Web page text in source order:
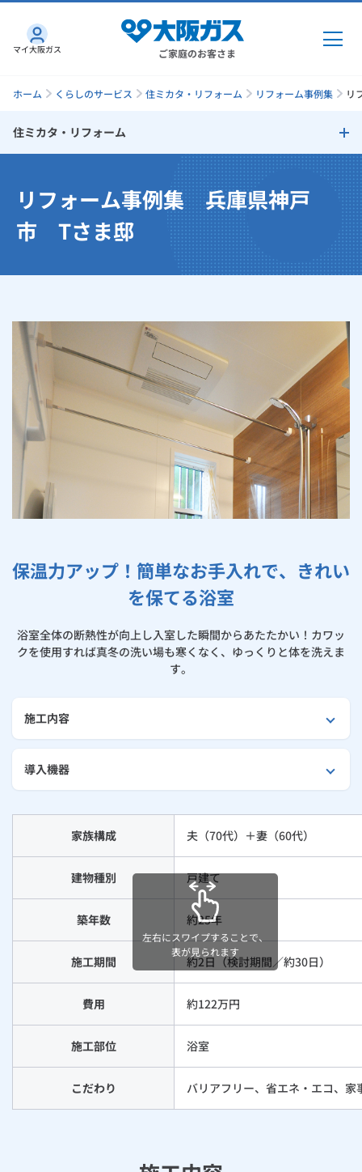
ご家庭のお客さま
ガス・電気 トップ
「大阪ガスの都市ガス」への切り替えについて
「大阪ガスの電気」が選ばれる理由
電気料金メニュー
お手続きから使用開始までの流れ
太陽光発電余剰電力買取サービス
まとめプラン紹介
ガスと電気の使用開始
ガスと電気の
使用中止の申込
インターネット
料金プラン
工事・開通までの流れ
通信速度測定
まとめプラン紹介
インターネットのお申込み
機器
キッチン
レンジフード
ガス温水床暖房「ヌック」
ガスコード
ガス栓の増設 プラスライン
ルームエアコン
エネファーム
蓄電池
スマイルーフ
エコキュート
警報器・消火器
消火器
修理
お近くのガスのお店
定額サービス
ほっ得定額
機器・修理お申込み
くらしのサービス トップ
リフォーム・リノベーション
リフォーム・リノベーショントップ
安心・安全
みるぴこ
便利・おトク
FitDish
ハウスクリーニング
お手続き・サポート
お手続き一覧
お問い合わせ
お引越しの手続き
ショールーム Daigasコラム
総合TOP 業務用・産業用のお客さま 企業情報
マイ大阪ガス
ホーム くらしのサービス 住ミカタ・リフォーム リフォーム事例集 リ
住ミカタ・リフォーム
リフォームのタイミング
リフォームで失敗しないためのチェックポイント
大阪ガスサービスチェーンだからできる「快適」と「安心」のリ
フォーム
住ミカタ・リフォームが選ばれる理由
大阪ガスのリフォーム事例集
浴室リフォーム
キッチンリフォーム
床下（シロアリ対策）
リビング・ダイニングリフォーム
外壁・屋根リフォーム
リフォーム事例集 兵庫県神戸
市 Tさま邸
保温力アップ！簡単なお手入れで、きれい
を保てる浴室
浴室全体の断熱性が向上し入室した瞬間からあたたかい！カワッ
クを使用すれば真冬の洗い場も寒くなく、ゆっくりと体を洗えま
す。
施工内容
導入機器
家族構成 夫（70代）＋妻（60代）
建物種別 戸建て
築年数 約25年
施工期間 約2日（検討期間／約30日）
費用 約122万円
施工部位 浴室
こだわり バリアフリー、省エネ・エコ、家
左右にスワイプすることで、
表が見られます